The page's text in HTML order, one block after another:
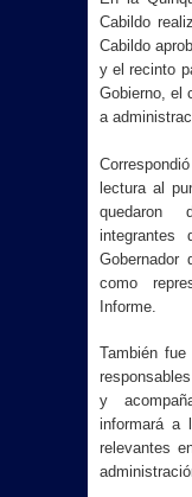
Cabildo
Cabildo
y el recinto
Gobierno, el
a
lectura al
quedaron
integrantes
como
Informe.
También
y
informará a
relevantes